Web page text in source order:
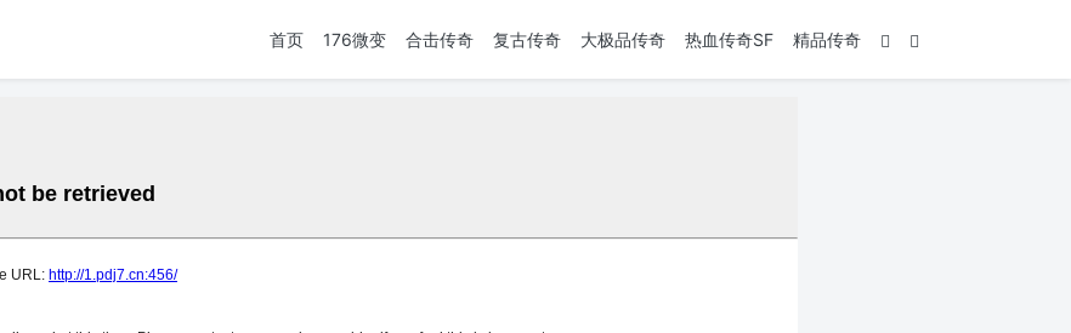
首页 176微变 合击传奇 复古传奇 大极品传奇 热血传奇SF 精品传奇